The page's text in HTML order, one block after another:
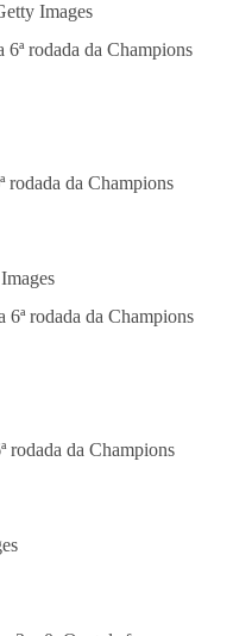
Images
rodada da Champions
rodada da Champions